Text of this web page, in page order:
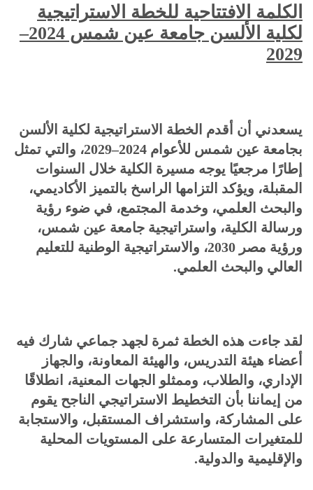
الكلمة الافتتاحية للخطة الاستراتيجية
لكلية الألسن جامعة عين شمس 2024–
2029
يسعدني أن أقدم الخطة الاستراتيجية لكلية الألسن
بجامعة عين شمس للأعوام 2024–2029، والتي تمثل
إطارًا مرجعيًا يوجه مسيرة الكلية خلال السنوات
المقبلة، ويؤكد التزامها الراسخ بالتميز الأكاديمي،
والبحث العلمي، وخدمة المجتمع، في ضوء رؤية
ورسالة الكلية، واستراتيجية جامعة عين شمس،
ورؤية مصر 2030، والاستراتيجية الوطنية للتعليم
العالي والبحث العلمي.
لقد جاءت هذه الخطة ثمرة لجهد جماعي شارك فيه
أعضاء هيئة التدريس، والهيئة المعاونة، والجهاز
الإداري، والطلاب، وممثلو الجهات المعنية، انطلاقًا
من إيماننا بأن التخطيط الاستراتيجي الناجح يقوم
على المشاركة، واستشراف المستقبل، والاستجابة
للمتغيرات المتسارعة على المستويات المحلية
والإقليمية والدولية.